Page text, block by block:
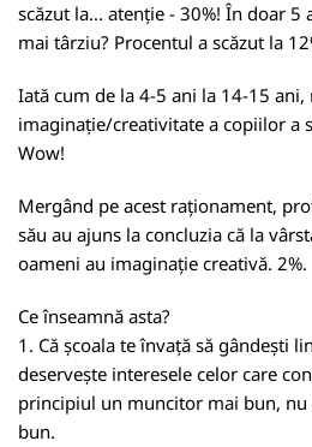
scăzut la... atenție - 30%! În doar 5
mai târziu? Procentul a scăzut la
Iată cum de la 4-5 ani la 14-15 ani,
imaginație/creativitate a copiilor a
Wow!
Mergând pe acest raționament,
său au ajuns la concluzia că la
oameni au imaginație creativă. 2%.
Ce înseamnă asta?
1. Că școala te învață să gândești
deservește interesele celor care
principiul un muncitor mai bun, nu
bun.